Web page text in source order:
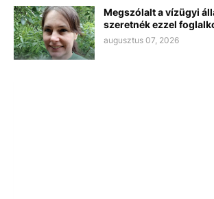
Megszólalt a vízügyi
szeretnék ezzel
augusztus 07, 2026